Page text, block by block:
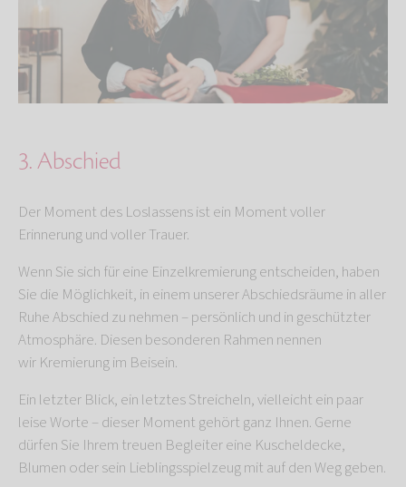
3. Abschied
Der Moment des Loslassens ist ein Moment voller
Erinnerung und voller Trauer.
Wenn Sie sich für eine Einzelkremierung entscheiden, haben
Sie die Möglichkeit, in einem unserer Abschiedsräume in aller
Ruhe Abschied zu nehmen – persönlich und in geschützter
Atmosphäre. Diesen besonderen Rahmen nennen
wir Kremierung im Beisein.
Ein letzter Blick, ein letztes Streicheln, vielleicht ein paar
leise Worte – dieser Moment gehört ganz Ihnen. Gerne
dürfen Sie Ihrem treuen Begleiter eine Kuscheldecke,
Blumen oder sein Lieblingsspielzeug mit auf den Weg geben.